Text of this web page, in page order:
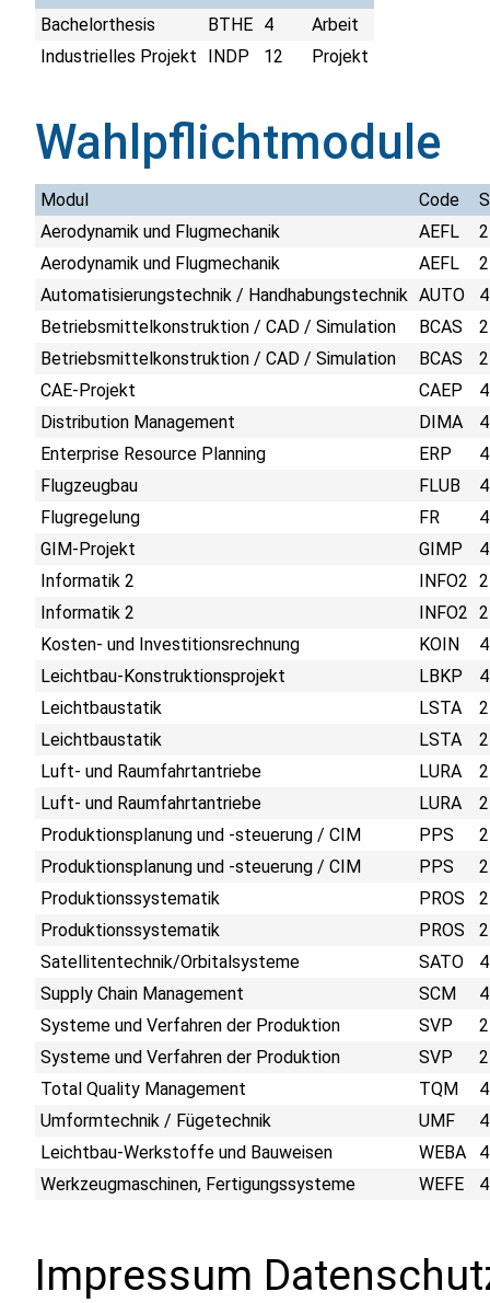
Bachelorthesis
BTHE 4
Arbeit
Industrielles Projekt
INDP 12 Projekt
Wahlpflichtmodule
Modul Code
Aerodynamik und Flugmechanik
AEFL
2
Aerodynamik und Flugmechanik
AEFL
2
Automatisierungstechnik / Handhabungstechnik AUTO
4
Betriebsmittelkonstruktion / CAD / Simulation
BCAS
2
Betriebsmittelkonstruktion / CAD / Simulation
BCAS
2
CAE-Projekt
CAEP
4
Distribution Management
DIMA
4
Enterprise Resource Planning
ERP
4
Flugzeugbau
FLUB
4
Flugregelung
FR
4
GIM-Projekt
GIMP
4
Informatik 2
INFO2 2
Informatik 2
INFO2 2
Kosten- und Investitionsrechnung
KOIN
4
Leichtbau-Konstruktionsprojekt
LBKP
4
Leichtbaustatik
LSTA
2
Leichtbaustatik
LSTA
2
Luft- und Raumfahrtantriebe
LURA
2
Luft- und Raumfahrtantriebe
LURA
2
Produktionsplanung und -steuerung / CIM
PPS
2
Produktionsplanung und -steuerung / CIM
PPS
2
Produktionssystematik
PROS
2
Produktionssystematik
PROS
2
Satellitentechnik/Orbitalsysteme
SATO
4
Supply Chain Management
SCM
4
Systeme und Verfahren der Produktion
SVP
2
Systeme und Verfahren der Produktion
SVP
2
Total Quality Management
TQM
4
Umformtechnik / Fügetechnik
UMF
4
Leichtbau-Werkstoffe und Bauweisen
WEBA
4
Werkzeugmaschinen, Fertigungssysteme
WEFE 4
Impressum